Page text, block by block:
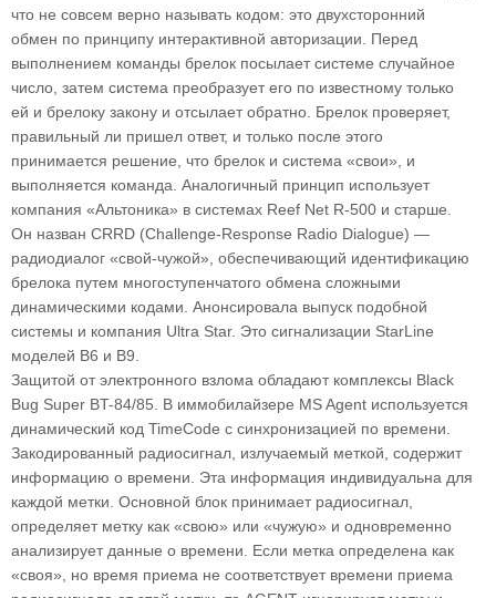
что не совсем верно называть кодом: это двухсторонний
обмен по принципу интерактивной авторизации. Перед
выполнением команды брелок посылает системе случайное
число, затем система преобразует его по известному только
ей и брелоку закону и отсылает обратно. Брелок проверяет,
правильный ли пришел ответ, и только после этого
принимается решение, что брелок и система «свои», и
выполняется команда. Аналогичный принцип использует
компания «Альтоника» в системах Reef Net R-500 и старше.
Он назван CRRD (Challenge-Response Radio Dialogue) —
радиодиалог «свой-чужой», обеспечивающий идентификацию
брелока путем многоступенчатого обмена сложными
динамическими кодами. Анонсировала выпуск подобной
системы и компания Ultra Star. Это сигнализации StarLine
моделей B6 и B9.
Защитой от электронного взлома обладают комплексы Black
Bug Super BT-84/85. В иммобилайзере MS Agent используется
динамический код TimeCode с синхронизацией по времени.
Закодированный радиосигнал, излучаемый меткой, содержит
информацию о времени. Эта информация индивидуальна для
каждой метки. Основной блок принимает радиосигнал,
определяет метку как «свою» или «чужую» и одновременно
анализирует данные о времени. Если метка определена как
«своя», но время приема не соответствует времени приема